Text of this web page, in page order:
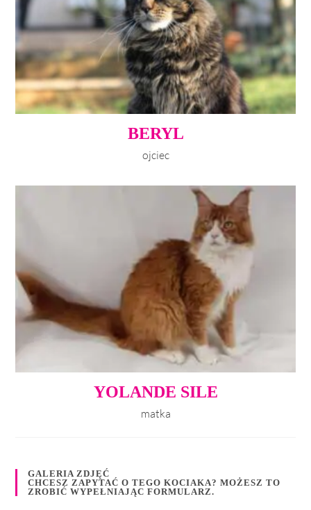
BERYL
ojciec
YOLANDE SILE
matka
GALERIA ZDJĘĆ
CHCESZ ZAPYTAĆ O TEGO KOCIAKA? MOŻESZ TO
ZROBIĆ WYPEŁNIAJĄC FORMULARZ.